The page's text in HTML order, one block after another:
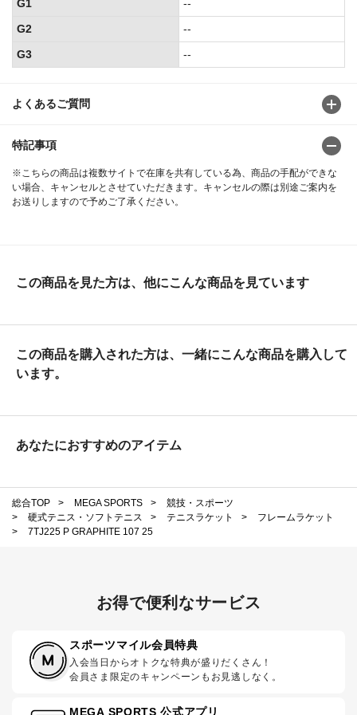
よくあるご質問
特記事項
※こちらの商品は複数サイトで在庫を共有している為、商品の手配ができな
い場合、キャンセルとさせていただきます。キャンセルの際は別途ご案内を
お送りしますので予めご了承ください。
G1
--
G2
--
G3
--
この商品を見た方は、他にこんな商品を見ています
この商品を購入された方は、一緒にこんな商品を購入して
います。
あなたにおすすめのアイテム
総合TOP > MEGA SPORTS >
競技・スポーツ
>
硬式テニス・ソフトテニス > テニスラケット >
フレームラケット
>
7TJ225 P GRAPHITE 107 25
お得で便利なサービス
スポーツマイル会員特典
入会当日からオトクな特典が盛りだくさん！
会員さま限定のキャンペーンもお見逃しなく。
MEGA SPORTS 公式アプリ